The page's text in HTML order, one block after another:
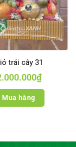
trái cây 31
₫
Mua hàng